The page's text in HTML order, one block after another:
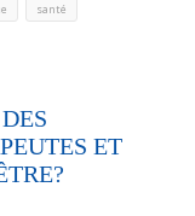
santé
ET